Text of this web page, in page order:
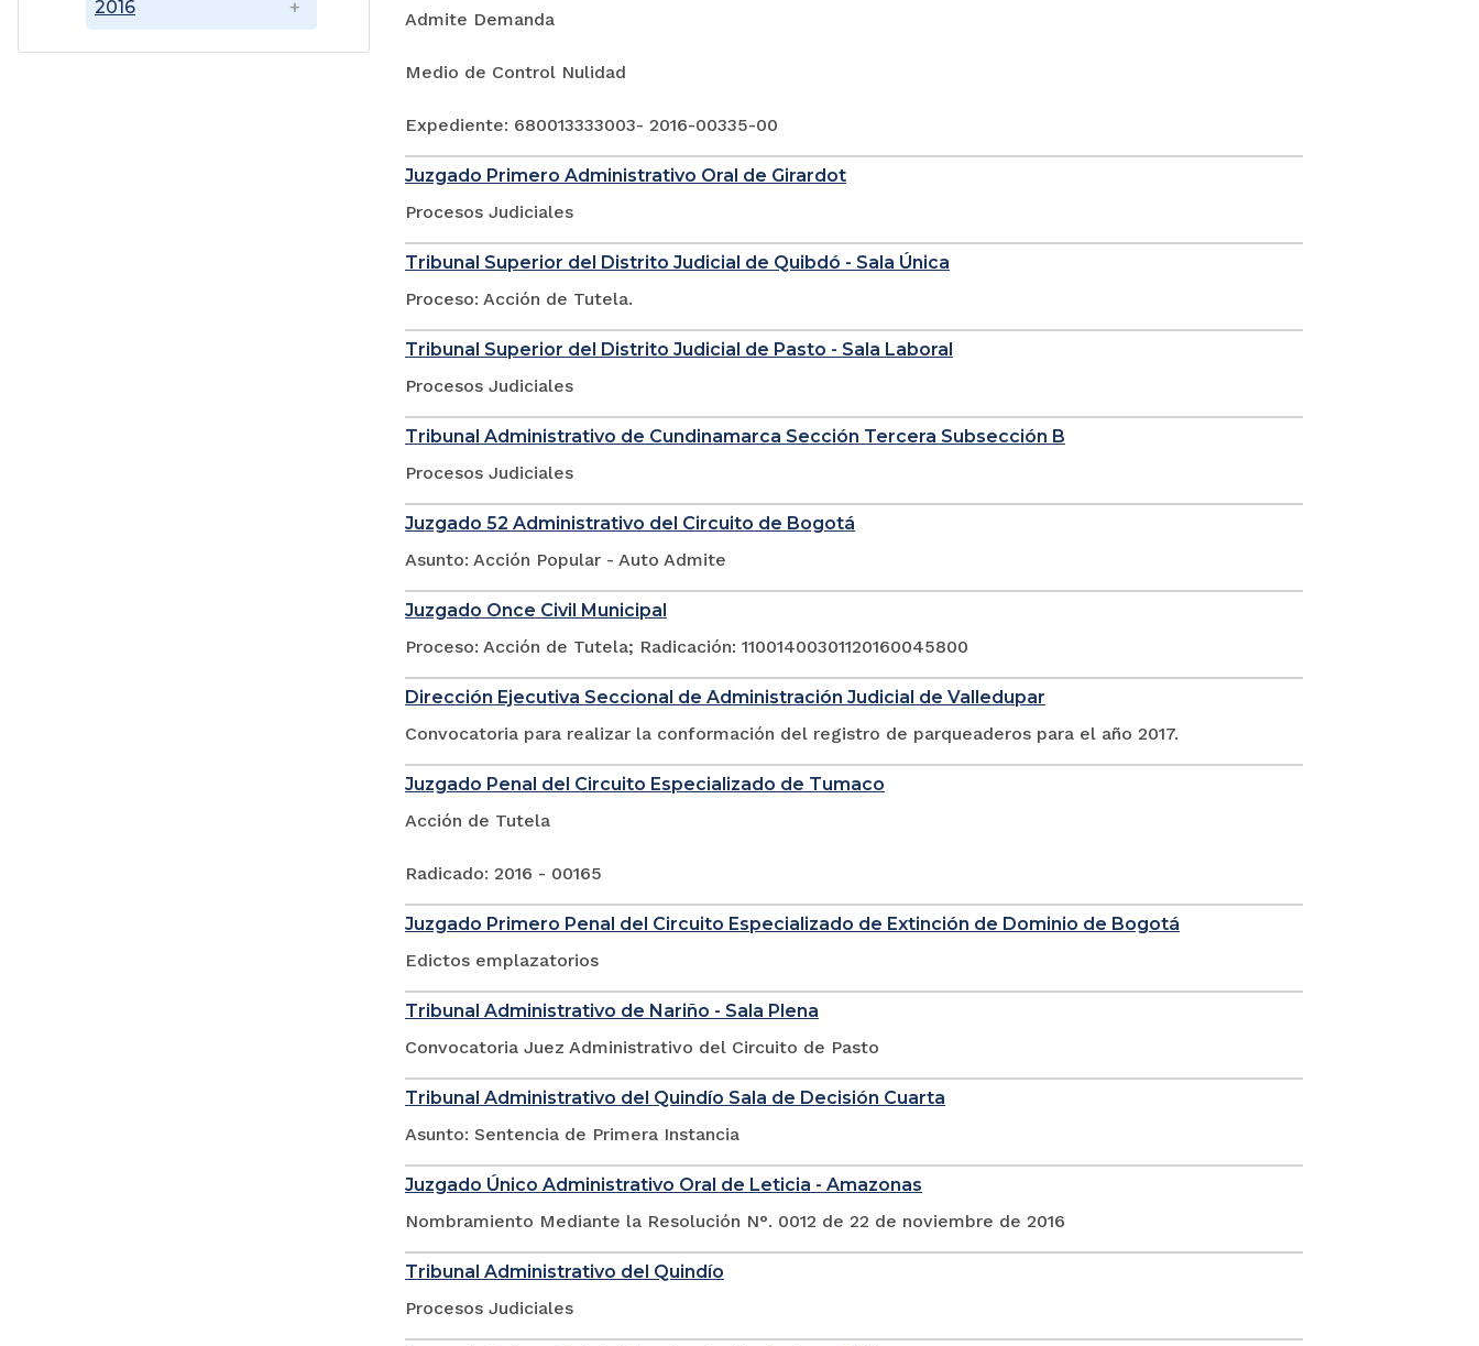
2016
Admite Demanda
Medio de Control Nulidad
Expediente: 680013333003- 2016-00335-00
Juzgado Primero Administrativo Oral de Girardot
Procesos Judiciales
Tribunal Superior del Distrito Judicial de Quibdó - Sala Única
Proceso: Acción de Tutela.
Tribunal Superior del Distrito Judicial de Pasto - Sala Laboral
Procesos Judiciales
Tribunal Administrativo de Cundinamarca Sección Tercera Subsección B
Procesos Judiciales
Juzgado 52 Administrativo del Circuito de Bogotá
Asunto: Acción Popular - Auto Admite
Juzgado Once Civil Municipal
Proceso: Acción de Tutela; Radicación: 11001400301120160045800
Dirección Ejecutiva Seccional de Administración Judicial de Valledupar
Convocatoria para realizar la conformación del registro de parqueaderos para el año 2017.
Juzgado Penal del Circuito Especializado de Tumaco
Acción de Tutela
Radicado: 2016 - 00165
Juzgado Primero Penal del Circuito Especializado de Extinción de Dominio de Bogotá
Edictos emplazatorios
Tribunal Administrativo de Nariño - Sala Plena
Convocatoria Juez Administrativo del Circuito de Pasto
Tribunal Administrativo del Quindío Sala de Decisión Cuarta
Asunto: Sentencia de Primera Instancia
Juzgado Único Administrativo Oral de Leticia - Amazonas
Nombramiento Mediante la Resolución N°. 0012 de 22 de noviembre de 2016
Tribunal Administrativo del Quindío
Procesos Judiciales